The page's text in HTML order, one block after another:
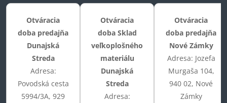
Otváracia
doba predajňa
Dunajská
Streda
Adresa:
Povodská cesta
5994/3A, 929
Otváracia
doba Sklad
veľkoplošného
materiálu
Dunajská
Streda
Adresa:
Otváracia
doba predajňa
Nové Zámky
Adresa: Jozefa
Murgaša 104,
940 02, Nové
Zámky